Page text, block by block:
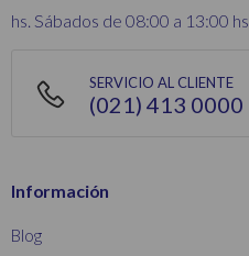
hs. Sábados de 08:00 a 13:00 hs.
SERVICIO AL CLIENTE
(021) 413 0000
Información
Blog